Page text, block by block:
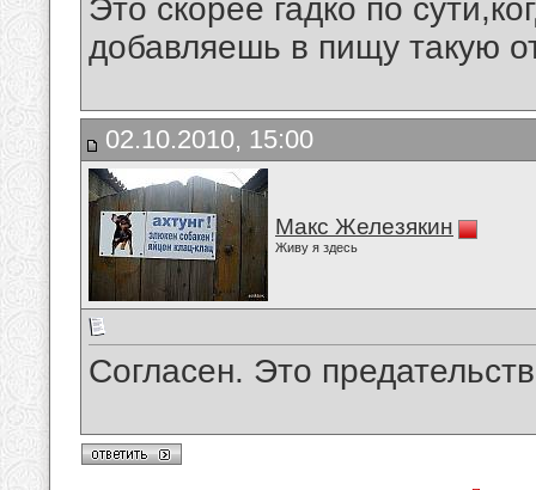
Это скорее гадко по
добавляешь в пищу такую
02.10.2010, 15:00
Макс Железякин
Живу я здесь
Согласен. Это